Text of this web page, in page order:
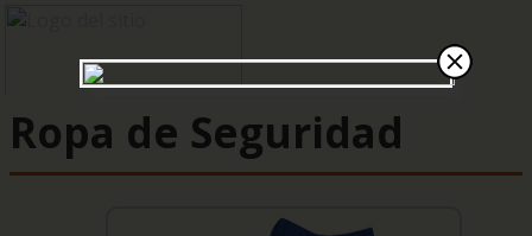
Ropa de Seguridad